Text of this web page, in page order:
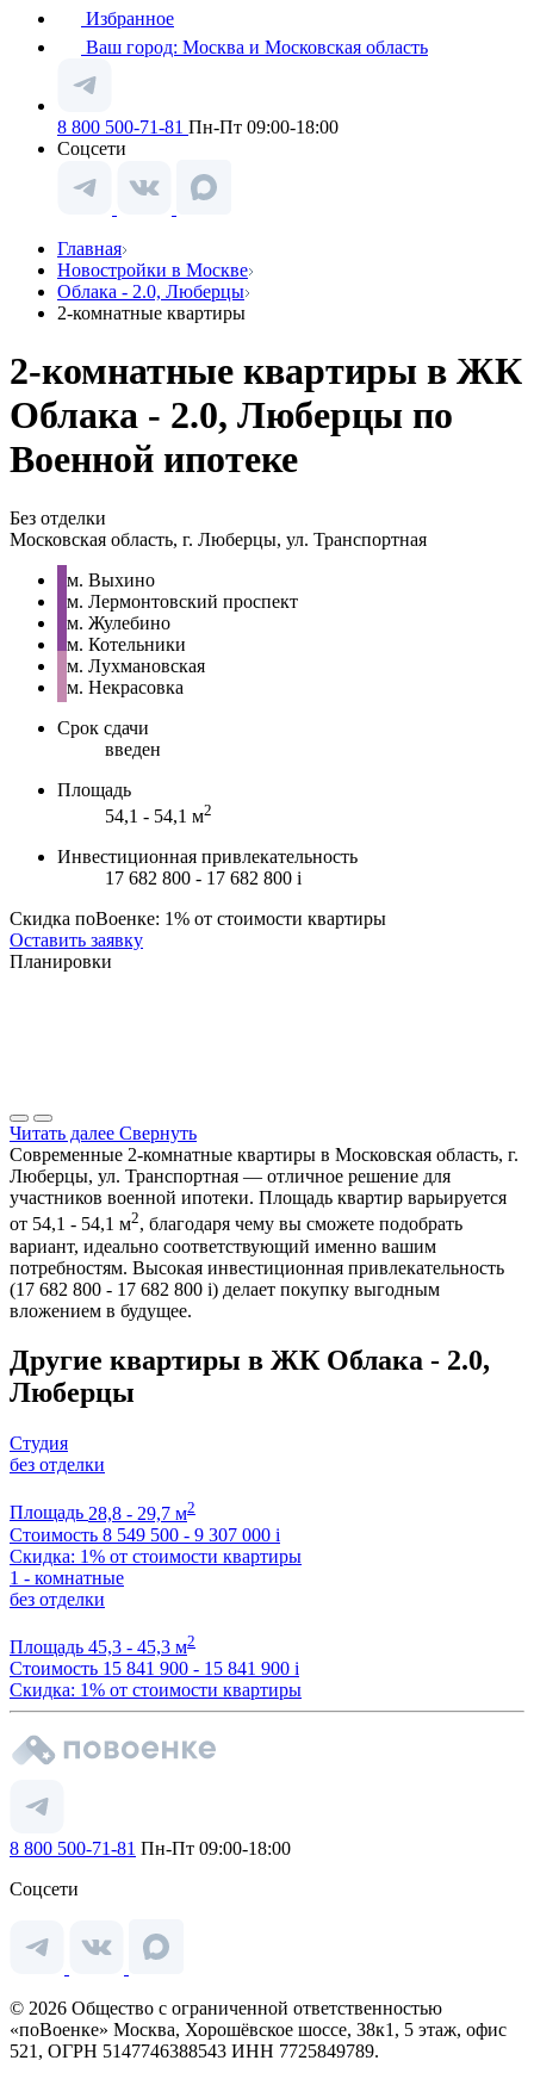
Избранное
Ваш город: Москва и Московская область
8 800 500-71-81 Пн-Пт 09:00-18:00
Соцсети
Главная
Новостройки в Москве
Облака - 2.0, Люберцы
2-комнатные квартиры
2-комнатные квартиры в ЖК
Облака - 2.0, Люберцы по
Военной ипотеке
Без отделки
Московская область, г. Люберцы, ул. Транспортная
м. Выхино
м. Лермонтовский проспект
м. Жулебино
м. Котельники
м. Лухмановская
м. Некрасовка
Срок сдачи
введен
Площадь
54,1 - 54,1 м2
Инвестиционная привлекательность
17 682 800 - 17 682 800 i
Скидка поВоенке: 1% от стоимости квартиры
Оставить заявку
Планировки
Читать далее Свернуть
Современные 2-комнатные квартиры в Московская область, г.
Люберцы, ул. Транспортная — отличное решение для
участников военной ипотеки. Площадь квартир варьируется
от 54,1 - 54,1 м2, благодаря чему вы сможете подобрать
вариант, идеально соответствующий именно вашим
потребностям. Высокая инвестиционная привлекательность
(17 682 800 - 17 682 800 i) делает покупку выгодным
вложением в будущее.
Другие квартиры в ЖК Облака - 2.0,
Люберцы
Студия
без отделки
Площадь 28,8 - 29,7 м2
Стоимость 8 549 500 - 9 307 000 i
Скидка: 1% от стоимости квартиры
1 - комнатные
без отделки
Площадь 45,3 - 45,3 м2
Стоимость 15 841 900 - 15 841 900 i
Скидка: 1% от стоимости квартиры
8 800 500-71-81 Пн-Пт 09:00-18:00
Соцсети
© 2026 Общество с ограниченной ответственностью
«поВоенке» Москва, Хорошёвское шоссе, 38к1, 5 этаж, офис
521, ОГРН 5147746388543 ИНН 7725849789.